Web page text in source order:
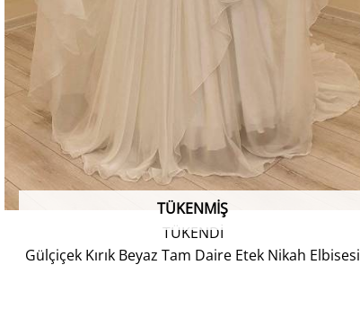
TÜKENDİ
TÜKENMIŞ
Gülçiçek Kırık Beyaz Tam Daire Etek Nikah Elbisesi